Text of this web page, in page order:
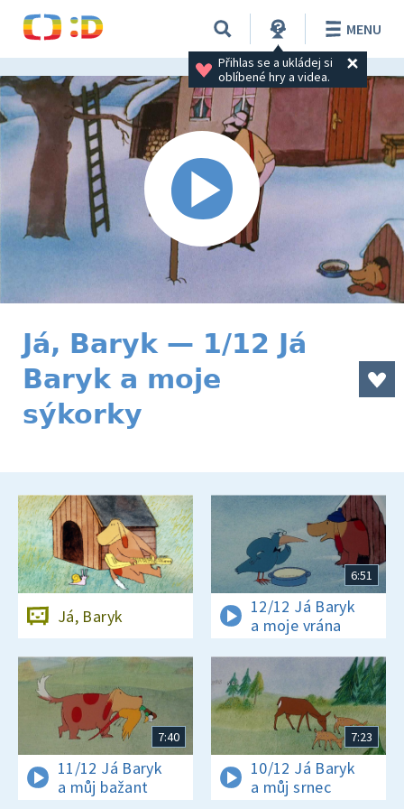
Přihlas se a ukládej si
oblíbené hry a videa.
MENU
Já, Baryk — 1/12 Já
Baryk a moje
sýkorky
Já, Baryk
6:51
12/12 Já Baryk
a moje vrána
7:40
11/12 Já Baryk
a můj bažant
7:23
10/12 Já Baryk
a můj srnec